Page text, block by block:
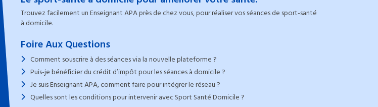
Trouvez facilement un Enseignant APA près de chez vous, pour réaliser vos séances de sport-santé
à domicile.
Foire Aux Questions
Comment souscrire à des séances via la nouvelle plateforme ?
Puis-je bénéficier du crédit d’impôt pour les séances à domicile ?
Je suis Enseignant APA, comment faire pour intégrer le réseau ?
Quelles sont les conditions pour intervenir avec Sport Santé Domicile ?